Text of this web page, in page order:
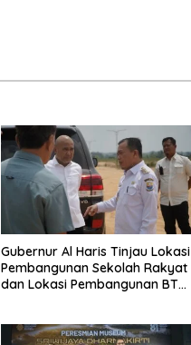
Gubernur Al Haris Tinjau Lokasi
Pembangunan Sekolah Rakyat
dan Lokasi Pembangunan BTN